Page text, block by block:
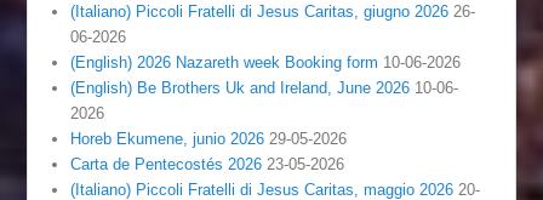
(Italiano) Piccoli Fratelli di Jesus Caritas, giugno 2026 26-
06-2026
(English) 2026 Nazareth week Booking form 10-06-2026
(English) Be Brothers Uk and Ireland, June 2026 10-06-
2026
Horeb Ekumene, junio 2026 29-05-2026
Carta de Pentecostés 2026 23-05-2026
(Italiano) Piccoli Fratelli di Jesus Caritas, maggio 2026 20-